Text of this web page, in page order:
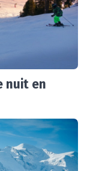
nuit en